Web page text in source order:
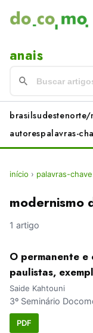
anais
brasilsudestenorte/
autorespalavras-
início › palavras-chave
modernismo
1 artigo
O permanente
paulistas,
Saide Kahtouni
3º Seminário
PDF